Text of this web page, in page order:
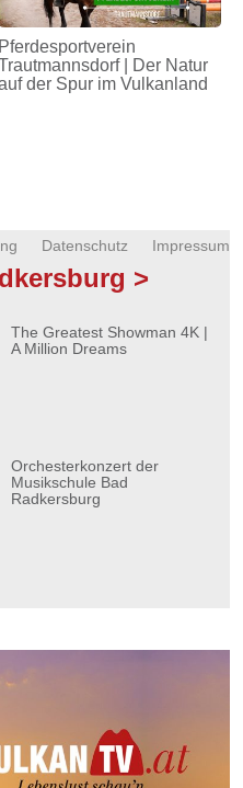
Pferdesportverein
| Der Natur
der Spur im Vulkanland
Impressum
Datenschutz
>
The Greatest Showman 4K |
A Million Dreams
Orchesterkonzert der
Musikschule Bad
Radkersburg